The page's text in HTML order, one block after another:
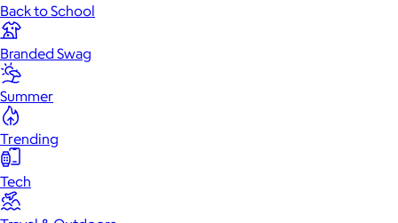
Back to School
Branded Swag
Summer
Trending
Tech